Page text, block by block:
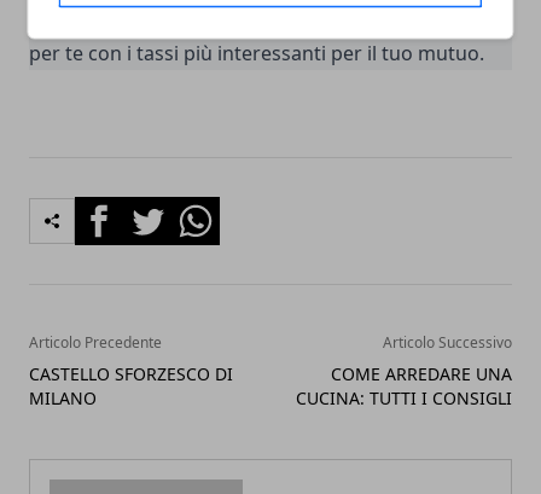
per te con i tassi più interessanti per il tuo mutuo.
FacebookTwitterWhatsapp
Articolo Precedente
CASTELLO SFORZESCO DI
MILANO
Articolo Successivo
COME ARREDARE UNA
CUCINA: TUTTI I CONSIGLI